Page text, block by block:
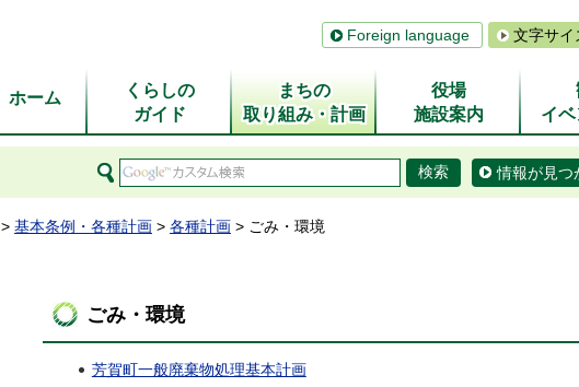
Foreign language 文字サイ
ホーム
くらしの
ガイド
まちの
取り組み・計画
役場
施設案内
イ
情報が見つ
> 基本条例・各種計画 > 各種計画 > ごみ・環境
ごみ・環境
芳賀町一般廃棄物処理基本計画